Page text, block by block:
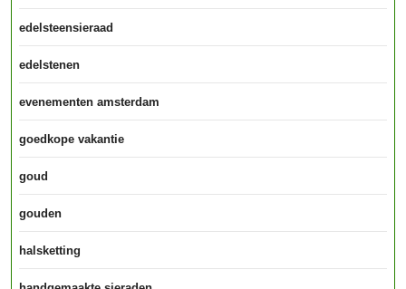
edelsteensieraad
edelstenen
evenementen amsterdam
goedkope vakantie
goud
gouden
halsketting